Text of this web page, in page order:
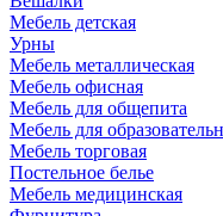
Мебель детская
Урны
Мебель металлическая
Мебель офисная
Мебель для общепита
Мебель для
Мебель торговая
Постельное белье
Мебель медицинская